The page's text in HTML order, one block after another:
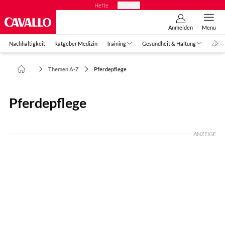
Hefte
Anmelden Menü
Nachhaltigkeit Ratgeber Medizin Training Gesundheit & Haltung
Themen A-Z Pferdepflege
Pferdepflege
ANZEIGE